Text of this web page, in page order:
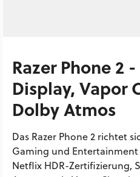
Razer Phone 2
Display, Vapor
Dolby Atmos
Das Razer Phone 2 richtet
Gaming und Entertainment
Netflix HDR-Zertifizierung,